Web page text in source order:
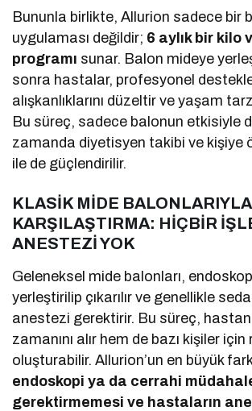
Bununla birlikte, Allurion sadece bir
uygulaması değildir; 6 aylık bir kilo
programı sunar. Balon mideye
sonra hastalar, profesyonel
alışkanlıklarını düzeltir ve yaşam
Bu süreç, sadece balonun etkisiyle
zamanda diyetisyen takibi ve kişiye
ile de güçlendirilir.
KLASİK MİDE BALONLARIYLA
KARŞILAŞTIRMA: HİÇBİR
ANESTEZİ YOK
Geleneksel mide balonları,
yerleştirilip çıkarılır ve genellikle
anestezi gerektirir. Bu süreç,
zamanını alır hem de bazı kişiler için
oluşturabilir. Allurion’un en büyük
endoskopi ya da cerrahi
gerektirmemesi ve hastaların